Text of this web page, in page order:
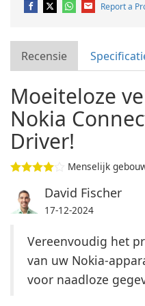
Report a
Recensie
Moeiteloze
Nokia
Driver!
Menselijk
David Fischer
17-12-2024
Vereenvoudig het
van uw Nokia-
voor naadloze